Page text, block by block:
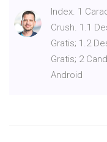
Index. 1
Crush. 1.1
Gratis; 1.2
Gratis; 2
Android